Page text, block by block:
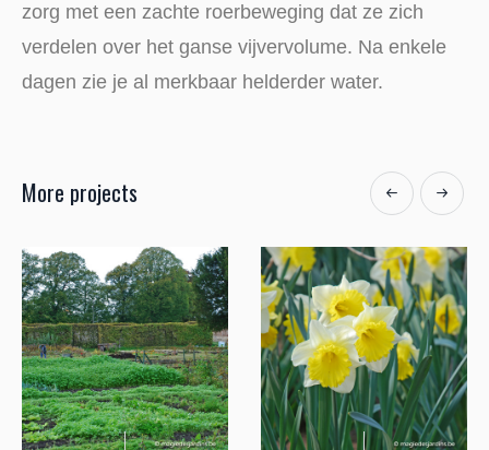
zorg met een zachte roerbeweging dat ze zich
verdelen over het ganse vijvervolume. Na enkele
dagen zie je al merkbaar helderder water.
More projects